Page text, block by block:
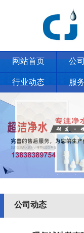
网站首页 公
行业动态 服
公司动态